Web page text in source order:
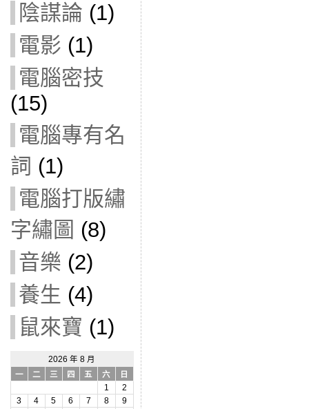
陰謀論 (1)
電影 (1)
電腦密技
(15)
電腦專有名
詞 (1)
電腦打版繡
字繡圖 (8)
音樂 (2)
養生 (4)
鼠來寶 (1)
2026 年 8 月
一
二 三 四 五 六
日
1
2
3
4 5 6 7 8
9